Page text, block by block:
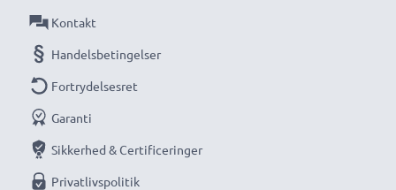
Kontakt
Handelsbetingelser
Fortrydelsesret
Garanti
Sikkerhed & Certificeringer
Privatlivspolitik